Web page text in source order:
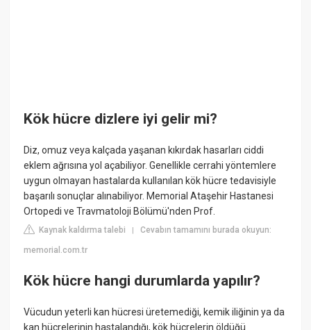
Kök hücre dizlere iyi gelir mi?
Diz, omuz veya kalçada yaşanan kıkırdak hasarları ciddi
eklem ağrısına yol açabiliyor. Genellikle cerrahi yöntemlere
uygun olmayan hastalarda kullanılan kök hücre tedavisiyle
başarılı sonuçlar alınabiliyor. Memorial Ataşehir Hastanesi
Ortopedi ve Travmatoloji Bölümü'nden Prof.
Kaynak kaldırma talebi |Cevabın tamamını burada okuyun:
memorial.com.tr
Kök hücre hangi durumlarda yapılır?
Vücudun yeterli kan hücresi üretemediği, kemik iliğinin ya da
kan hücrelerinin hastalandığı, kök hücrelerin öldüğü